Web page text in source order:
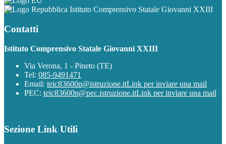
Istituto Comprensivo Statale Giovanni XXIII
Contatti
Istituto Comprensivo Statale Giovanni XXIII
Via Verona, 1 - Pineto (TE)
Tel: 085-9491471
Email: teic83600n@istruzione.itLink per inviare una mail
PEC: teic83600n@pec.istruzione.itLink per inviare una mail
Sezione Link Utili